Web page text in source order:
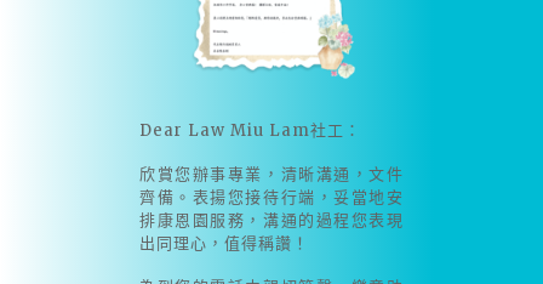
Dear Law Miu Lam社工：
欣賞您辦事專業，清晰溝通，文件
齊備。表揚您接待行端，妥當地安
排康恩園服務，溝通的過程您表現
出同理心，值得稱讚！